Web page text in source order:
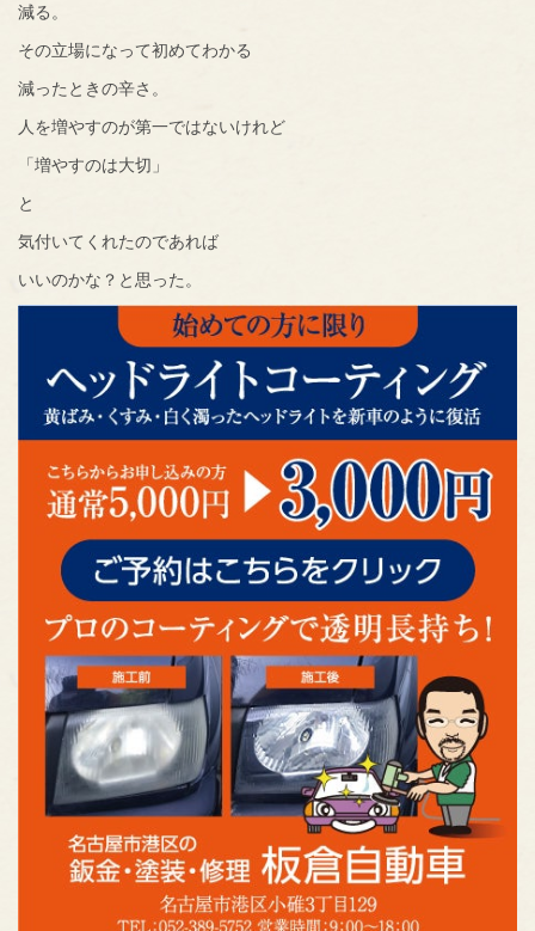
減る。
その立場になって初めてわかる
減ったときの辛さ。
人を増やすのが第一ではないけれど
「増やすのは大切」
と
気付いてくれたのであれば
いいのかな？と思った。